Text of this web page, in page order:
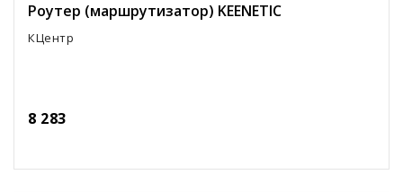
Роутер (маршрутизатор) KEENETIC
КЦентр
8 283